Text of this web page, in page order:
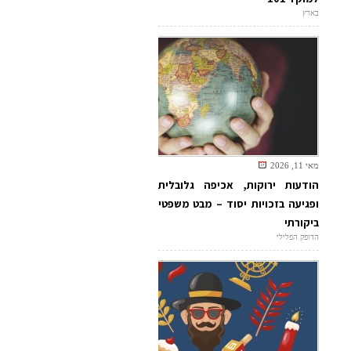
בארץ
מאי 11, 2026
הודעות ירוקות, אכיפה גלובלית
ופגיעה בזכויות יסוד – מבט משפטי
ביקורתי
הדופק הפלילי